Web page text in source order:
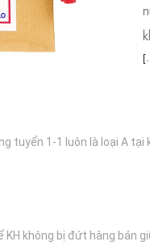
tuyển 1-1 luôn là loại A tại
KH không bị đứt hàng bán